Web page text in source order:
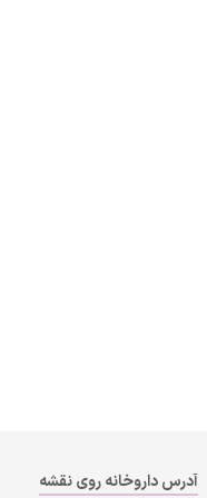
آدرس داروخانه روی نقشه